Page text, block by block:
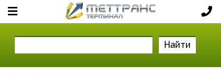
Найти